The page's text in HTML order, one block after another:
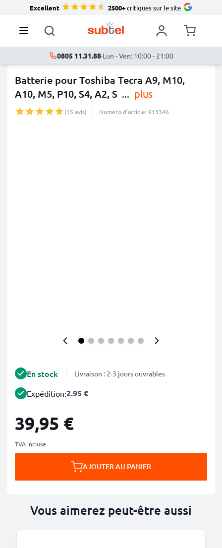
Excellent 2500+critiques sur le site
0805 11.31.88·Lun - Ven: 10:00 - 21:00
Batterie pour Toshiba Tecra A9, M10,
A10, M5, P10, S4, A2, S ... plus
(15 avis) Numéro d’article: 913346
En stock Livraison : 2-3 jours ouvrables
Expédition:2.95 €
39,95 €
TVA incluse
AJOUTER AU PANIER
Vous aimerez peut-être aussi